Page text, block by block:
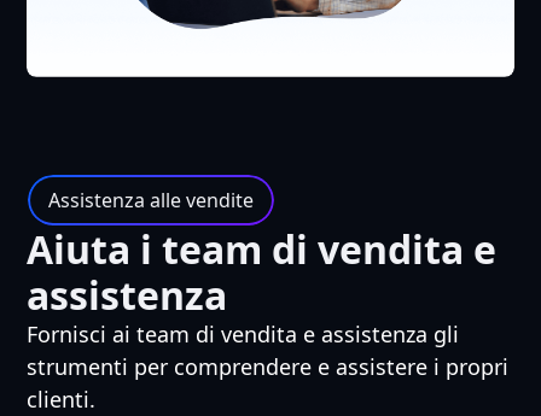
Assistenza alle vendite
Aiuta i team di vendita e
assistenza
Fornisci ai team di vendita e assistenza gli
strumenti per comprendere e assistere i propri
clienti.